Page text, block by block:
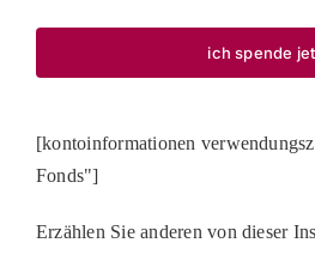
ich spende
[kontoinformationen
Fonds"]
Erzählen Sie anderen von dieser